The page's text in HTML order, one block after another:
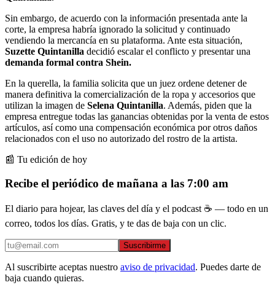
Sin embargo, de acuerdo con la información presentada ante la
corte, la empresa habría ignorado la solicitud y continuado
vendiendo la mercancía en su plataforma. Ante esta situación,
Suzette Quintanilla decidió escalar el conflicto y presentar una
demanda formal contra Shein.
En la querella, la familia solicita que un juez ordene detener de
manera definitiva la comercialización de la ropa y accesorios que
utilizan la imagen de Selena Quintanilla. Además, piden que la
empresa entregue todas las ganancias obtenidas por la venta de estos
artículos, así como una compensación económica por otros daños
relacionados con el uso no autorizado del rostro de la artista.
📰 Tu edición de hoy
Recibe el periódico de mañana a las 7:00 am
El diario para hojear, las claves del día y el podcast ☕ — todo en un
correo, todos los días. Gratis, y te das de baja con un clic.
Suscribirme
Al suscribirte aceptas nuestro aviso de privacidad. Puedes darte de
baja cuando quieras.